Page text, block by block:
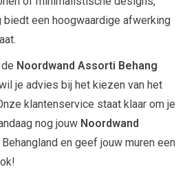
biedt een hoogwaardige afwerking
Noordwand Assorti Behang
je advies bij het kiezen van het
klantenservice staat klaar om je
nog jouw Noordwand
en geef jouw muren een